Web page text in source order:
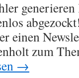
einen
zum
→